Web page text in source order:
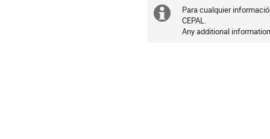
are
in
America/Santiago
Información
extra
Para cualquier
CEPAL.
Any additional